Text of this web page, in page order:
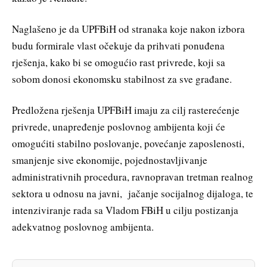
Naglašeno je da UPFBiH od stranaka koje nakon izbora
budu formirale vlast očekuje da prihvati ponuđena
rješenja, kako bi se omogućio rast privrede, koji sa
sobom donosi ekonomsku stabilnost za sve građane.
Predložena rješenja UPFBiH imaju za cilj rasterećenje
privrede, unapređenje poslovnog ambijenta koji će
omogućiti stabilno poslovanje, povećanje zaposlenosti,
smanjenje sive ekonomije, pojednostavljivanje
administrativnih procedura, ravnopravan tretman realnog
sektora u odnosu na javni, jačanje socijalnog dijaloga, te
intenziviranje rada sa Vladom FBiH u cilju postizanja
adekvatnog poslovnog ambijenta.